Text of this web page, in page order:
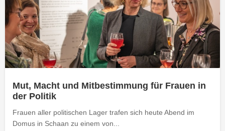
Mut, Macht und Mitbestimmung für Frauen in
der Politik
Frauen aller politischen Lager trafen sich heute Abend im
Domus in Schaan zu einem von...